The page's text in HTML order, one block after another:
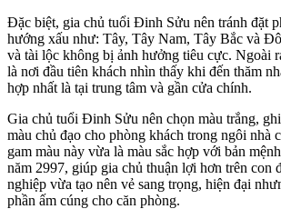
Đặc biệt, gia chủ tuổi Đinh Sửu nên tránh đặt
hướng xấu như: Tây, Tây Nam, Tây Bắc và
và tài lộc không bị ảnh hưởng tiêu cực. Ngoài
là nơi đầu tiên khách nhìn thấy khi đến thăm
hợp nhất là tại trung tâm và gần cửa chính.
Gia chủ tuổi Đinh Sửu nên chọn màu trắng,
màu chủ đạo cho phòng khách trong ngôi nhà
gam màu này vừa là màu sắc hợp với bản
năm 2997, giúp gia chủ thuận lợi hơn trên con
nghiệp vừa tạo nên vẻ sang trọng, hiện đại
phần ấm cúng cho căn phòng.